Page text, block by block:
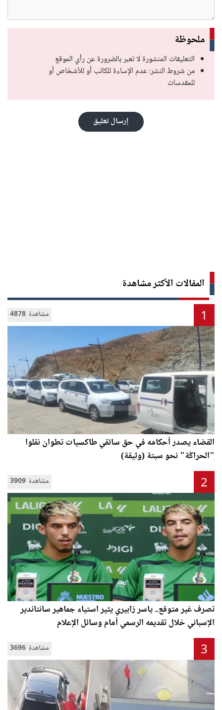
ملحوظة
التعليقات المنشورة لا تعبر بالضرورة عن رأي الموقع
من شروط النشر: عدم الإساءة للكاتب أو للأشخاص أو
للمقدسات
إرسال تعليق
المقالات الأكثر مشاهدة
4878 مشاهدة 1
القضاء يصدر أحكامه في حق سائقي طاكسيات تطوان نقلوا
"الحراݣة" نحو سبتة (وثيقة)
3909 مشاهدة 2
تصرف غير متوقع.. ياسر زابيري يثير استياء جماهير سانتاندير
الإسباني خلال تقديمه الرسمي أمام وسائل الإعلام
3696 مشاهدة 3